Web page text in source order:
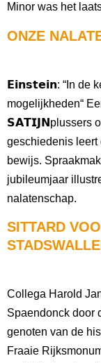
Minor was het
ONZE
𝗘𝗶𝗻𝘀𝘁𝗲𝗶𝗻: “In de
mogelijkheden“
𝗦𝗔𝗧𝗜𝗝𝗡plussers
geschiedenis leert
bewijs.
jubileumjaar
nalatenschap.
SITTARD
Collega Harold
Spaendonck door
genoten van de
Fraaie